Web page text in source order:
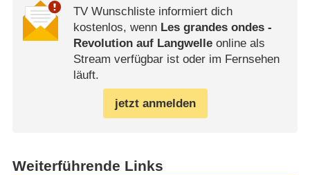
TV Wunschliste informiert dich
kostenlos, wenn Les grandes ondes -
Revolution auf Langwelleonline als
Stream verfügbar ist oder im Fernsehen
läuft.
jetzt anmelden
Weiterführende Links